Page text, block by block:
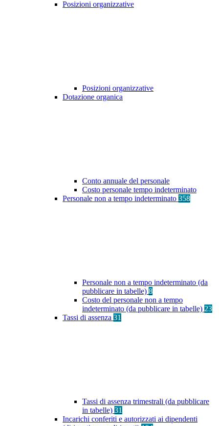
Posizioni organizzative
Posizioni organizzative
Dotazione organica
Conto annuale del personale
Costo personale tempo indeterminato
Personale non a tempo indeterminato 358
Personale non a tempo indeterminato (da
pubblicare in tabelle) 8
Costo del personale non a tempo
indeterminato (da pubblicare in tabelle) 23
Tassi di assenza 31
Tassi di assenza trimestrali (da pubblicare
in tabelle) 31
Incarichi conferiti e autorizzati ai dipendenti